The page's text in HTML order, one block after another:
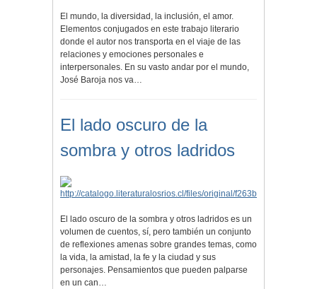
El mundo, la diversidad, la inclusión, el amor.
Elementos conjugados en este trabajo literario
donde el autor nos transporta en el viaje de las
relaciones y emociones personales e
interpersonales. En su vasto andar por el mundo,
José Baroja nos va…
El lado oscuro de la
sombra y otros ladridos
El lado oscuro de la sombra y otros ladridos es un
volumen de cuentos, sí, pero también un conjunto
de reflexiones amenas sobre grandes temas, como
la vida, la amistad, la fe y la ciudad y sus
personajes. Pensamientos que pueden palparse
en un can…